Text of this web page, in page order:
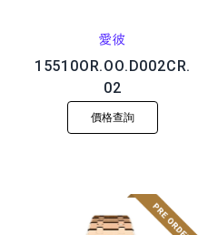
愛彼
15510OR.OO.D002CR.
02
價格查詢